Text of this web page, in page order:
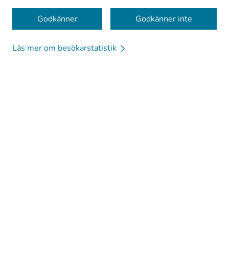
Godkänner Godkänner inte
Läs mer om besökarstatistik
Kakor